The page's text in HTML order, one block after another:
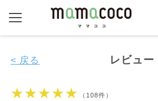
レビュー
< 戻る
★★★★★ （108件）